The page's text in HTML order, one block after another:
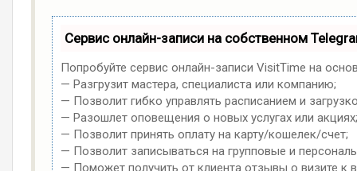
Сервис онлайн-записи на собственном
Попробуйте сервис онлайн-записи VisitTime на
— Разгрузит мастера, специалиста или компанию;
— Позволит гибко управлять расписанием и
— Разошлет оповещения о новых услугах или
— Позволит принять оплату на карту/кошелек/счет;
— Позволит записываться на групповые и
— Поможет получить от клиента отзывы о визите к